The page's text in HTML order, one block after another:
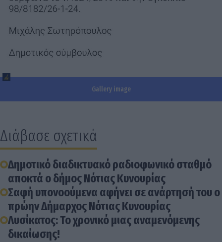
Gallery image
Διάβασε σχετικά
Δημοτικό διαδικτυακό ραδιοφωνικό σταθμό
αποκτά ο δήμος Νότιας Κυνουρίας
Σαφή υπονοούμενα αφήνει σε ανάρτησή του ο
πρώην Δήμαρχος Νότιας Κυνουρίας
Λυσίκατος: Το χρονικό μιας αναμενόμενης
δικαίωσης!